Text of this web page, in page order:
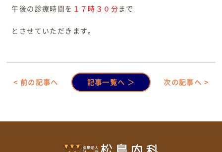
午後の診療時間を １７時３０分まで
とさせていただきます。
< 前の記事へ 記事一覧へ ＞ 次の記事へ >